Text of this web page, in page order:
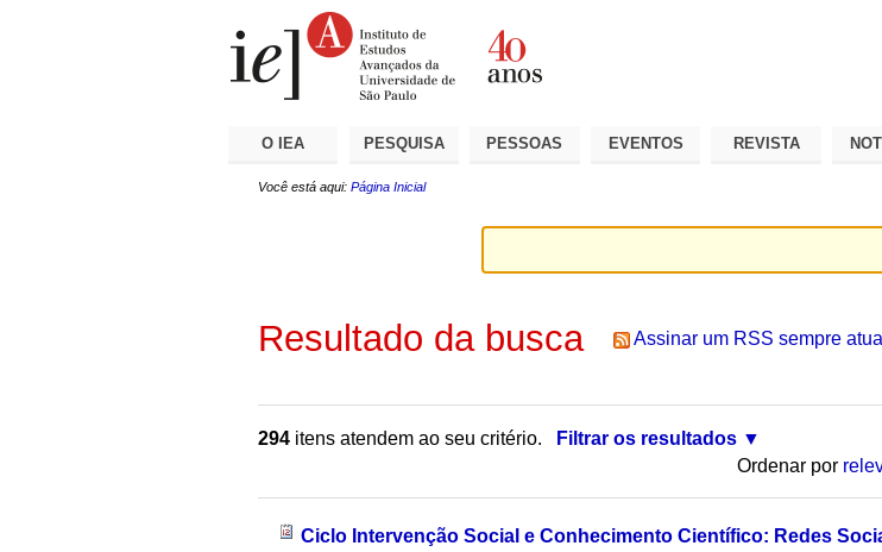
O IEA PESQUISA PESSOAS EVENTOS REVISTA
Você está aqui: Página Inicial
Resultado da busca Assinar um RSS sempre
294 itens atendem ao seu critério.
Filtrar os resultados
Ordenar por
Ciclo Intervenção Social e Conhecimento Científico: Redes